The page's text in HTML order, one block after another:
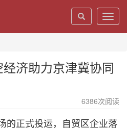
济助力京津冀协同
6386次阅读
的正式投运，自贸区企业落